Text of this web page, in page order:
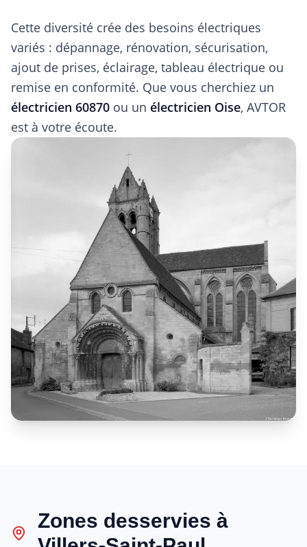
Cette diversité crée des besoins électriques
variés : dépannage, rénovation, sécurisation,
ajout de prises, éclairage, tableau électrique ou
remise en conformité. Que vous cherchiez un
électricien 60870 ou un électricien Oise, AVTOR
est à votre écoute.
Zones desservies à